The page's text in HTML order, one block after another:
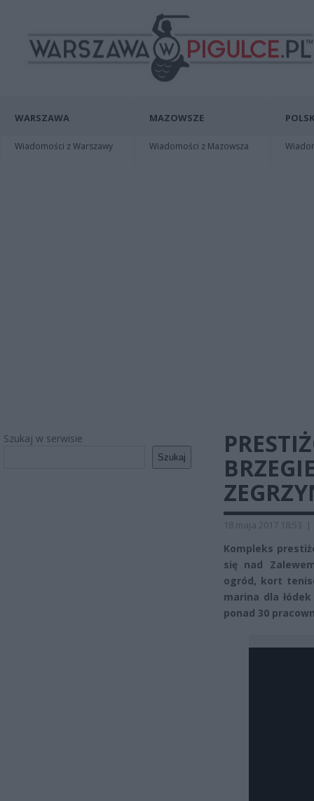
WARSZAWA
Wiadomości z Warszawy
MAZOWSZE
Wiadomości z Mazowsza
Szukaj w serwisie
Szukaj
18 maja 2017 18:53 |
Kompleks
się nad
ogród, kort
marina dla
ponad 30